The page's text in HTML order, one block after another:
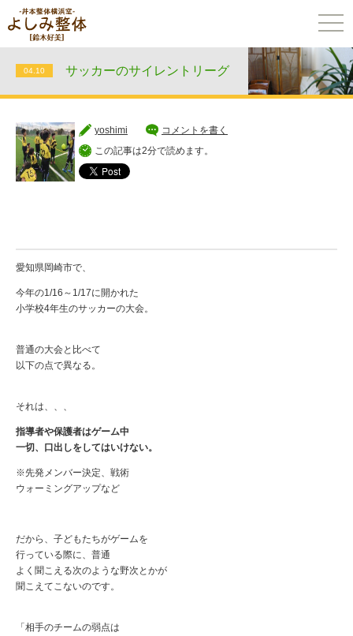
04.10 サッカーのサイレントリーグ
yoshimi
コメントを書く
この記事は2分で読めます。
愛知県岡崎市で、
今年の1/16～1/17に開かれた
小学校4年生のサッカーの大会。
普通の大会と比べて
以下の点で異なる。
それは、、、
指導者や保護者はゲーム中
一切、口出しをしてはいけない。
※先発メンバー決定、戦術
ウォーミングアップなど
だから、子どもたちがゲームを
行っている際に、普通
よく聞こえる次のような野次とかが
聞こえてこないのです。
「相手のチームの弱点は